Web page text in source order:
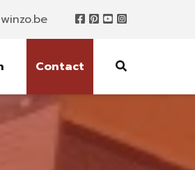
Contact